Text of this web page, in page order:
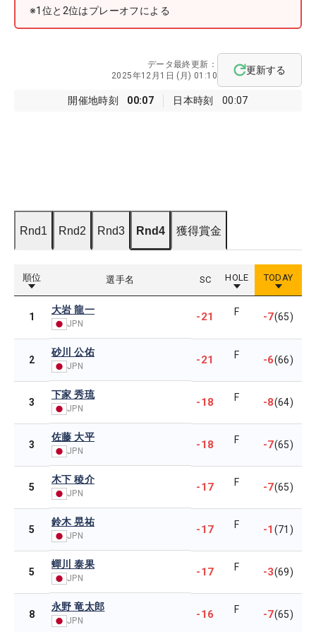
※1位と2位はプレーオフによる
開催地時刻 00:07 日本時刻 00:07
データ最終更新：
2025年12月1日 (月) 01:10
更新する
Rnd1 Rnd2 Rnd3 Rnd4 獲得賞金
順位 選手名 SC HOLE TODAY
1
大岩 龍一
JPN
-21 F -7(65)
2
砂川 公佑
JPN -21 F -6(66)
3
下家 秀琉
JPN -18 F -8(64)
3
佐藤 大平
JPN -18 F -7(65)
5
木下 稜介
JPN -17 F -7(65)
5
鈴木 晃祐
JPN -17 F -1(71)
5
蟬川 泰果
JPN -17 F -3(69)
8
永野 竜太郎
JPN -16 F -7(65)